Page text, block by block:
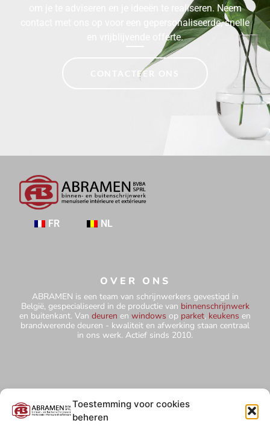
Toestemming voor cookies
beheren
om je te adviseren en je ideeën te realiseren. Neem
contact met ons op voor een gepersonaliseerde, snelle
en vrijblijvende offerte.
CONTACTEER ONS
FR NL
OVER ONS
ABRAMEN is een team van schrijnwerkers gevestigd in
België, gespecialiseerd in de productie van binnenschrijnwerk
en buitenkant. Van deuren en windows op parket, keukens en
brandwerende deuren - kwaliteit en afwerking staan centraal
in ons werk. Actief sinds 2010.
CONTACT
+32 484 75 67 78
abramensprl@yahoo.com